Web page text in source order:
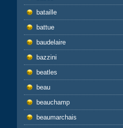
bataille
battue
baudelaire
bazzini
beatles
beau
beauchamp
beaumarchais